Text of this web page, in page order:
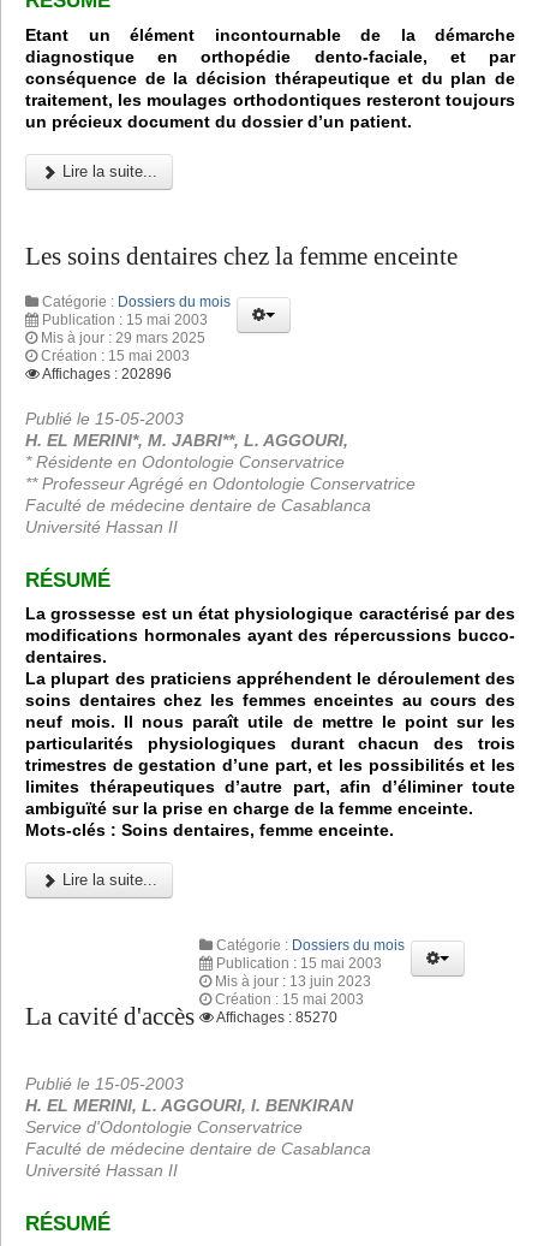
Etant un élément incontournable de la démarche
diagnostique en orthopédie dento-faciale, et par
conséquence de la décision thérapeutique et du plan de
traitement, les moulages orthodontiques resteront toujours
un précieux document du dossier d’un patient.
Lire la suite...
Les soins dentaires chez la femme enceinte
Catégorie : Dossiers du mois
Publication : 15 mai 2003
Mis à jour : 29 mars 2025
Création : 15 mai 2003
Affichages : 202896
Publié le 15-05-2003
H. EL MERINI*, M. JABRI**, L. AGGOURI,
* Résidente en Odontologie Conservatrice
** Professeur Agrégé en Odontologie Conservatrice
Faculté de médecine dentaire de Casablanca
Université Hassan II
RÉSUMÉ
La grossesse est un état physiologique caractérisé par des
modifications hormonales ayant des répercussions bucco-
dentaires.
La plupart des praticiens appréhendent le déroulement des
soins dentaires chez les femmes enceintes au cours des
neuf mois. Il nous paraît utile de mettre le point sur les
particularités physiologiques durant chacun des trois
trimestres de gestation d’une part, et les possibilités et les
limites thérapeutiques d’autre part, afin d’éliminer toute
ambiguïté sur la prise en charge de la femme enceinte.
Mots-clés : Soins dentaires, femme enceinte.
Lire la suite...
La cavité d'accès
Catégorie : Dossiers du mois
Publication : 15 mai 2003
Mis à jour : 13 juin 2023
Création : 15 mai 2003
Affichages : 85270
Publié le 15-05-2003
H. EL MERINI, L. AGGOURI, I. BENKIRAN
Service d'Odontologie Conservatrice
Faculté de médecine dentaire de Casablanca
Université Hassan II
RÉSUMÉ